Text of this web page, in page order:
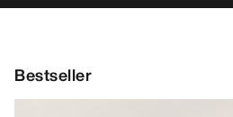
Bestseller